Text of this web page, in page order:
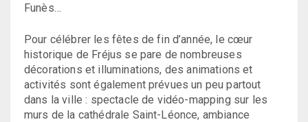
Funès…
Pour célébrer les fêtes de fin d’année, le cœur
historique de Fréjus se pare de nombreuses
décorations et illuminations, des animations et
activités sont également prévues un peu partout
dans la ville : spectacle de vidéo-mapping sur les
murs de la cathédrale Saint-Léonce, ambiance